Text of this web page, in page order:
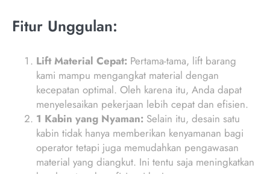
Fitur Unggulan:
Lift Material Cepat: Pertama-tama, lift barang
kami mampu mengangkat material dengan
kecepatan optimal. Oleh karena itu, Anda dapat
menyelesaikan pekerjaan lebih cepat dan efisien.
1 Kabin yang Nyaman: Selain itu, desain satu
kabin tidak hanya memberikan kenyamanan bagi
operator tetapi juga memudahkan pengawasan
material yang diangkut. Ini tentu saja meningkatkan